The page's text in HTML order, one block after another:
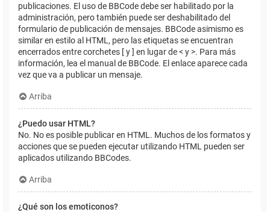
publicaciones. El uso de BBCode debe ser habilitado por la
administración, pero también puede ser deshabilitado del
formulario de publicación de mensajes. BBCode asimismo es
similar en estilo al HTML, pero las etiquetas se encuentran
encerrados entre corchetes [ y ] en lugar de < y >. Para más
información, lea el manual de BBCode. El enlace aparece cada
vez que va a publicar un mensaje.
Arriba
¿Puedo usar HTML?
No. No es posible publicar en HTML. Muchos de los formatos y
acciones que se pueden ejecutar utilizando HTML pueden ser
aplicados utilizando BBCodes.
Arriba
¿Qué son los emoticonos?